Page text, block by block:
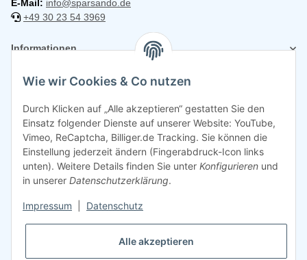
E-Mail: info@sparsando.de
+49 30 23 54 3969
Informationen
Rechtliches
Wie wir Cookies & Co nutzen
Durch Klicken auf „Alle akzeptieren“ gestatten Sie den
Einsatz folgender Dienste auf unserer Website: YouTube,
Vimeo, ReCaptcha, Billiger.de Tracking. Sie können die
Einstellung jederzeit ändern (Fingerabdruck-Icon links
unten). Weitere Details finden Sie unter Konfigurieren und
in unserer Datenschutzerklärung.
Impressum Datenschutz
Alle akzeptieren